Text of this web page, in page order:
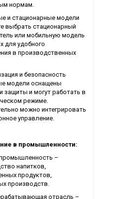
нормам.
и стационарные модели
выбрать стационарный
или мобильную модель
для удобного
в производственных
и безопасность
модели оснащены
защиты и могут работать в
режиме.
можно интегрировать
управление.
в промышленности:
–
напитков,
продуктов,
производств.
отрасль –